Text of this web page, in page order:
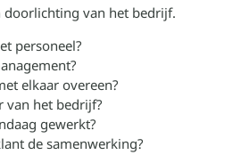
doorlichting van het bedrijf.
personeel?
elkaar overeen?
van het bedrijf?
gewerkt?
de samenwerking?